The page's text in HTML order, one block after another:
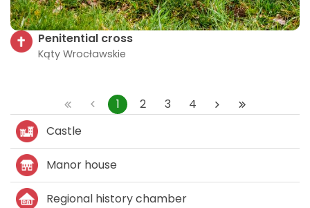
Penitential cross
Kąty Wrocławskie
1 2 3
4
Castle
Manor house
Regional history chamber